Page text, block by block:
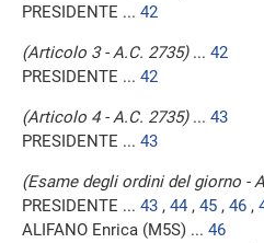
PRESIDENTE ... 42
(Articolo 3 - A.C. 2735)... 42
PRESIDENTE ... 42
(Articolo 4 - A.C. 2735)... 43
PRESIDENTE ... 43
(Esame degli ordini del giorno -
PRESIDENTE ... 43 , 44 , 45 , 46 ,
ALIFANO Enrica (M5S) ... 46